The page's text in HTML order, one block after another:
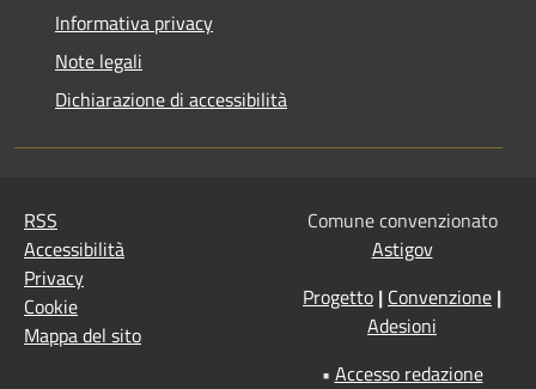
Informativa privacy
Note legali
Dichiarazione di accessibilità
RSS
Accessibilità
Privacy
Cookie
Mappa del sito
Comune convenzionato
Astigov
Progetto | Convenzione |
Adesioni
• Accesso redazione